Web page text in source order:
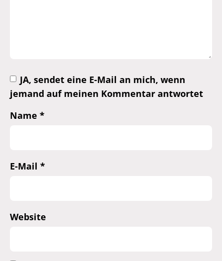
JA, sendet eine E-Mail an mich, wenn
jemand auf meinen Kommentar antwortet
Name *
E-Mail *
Website